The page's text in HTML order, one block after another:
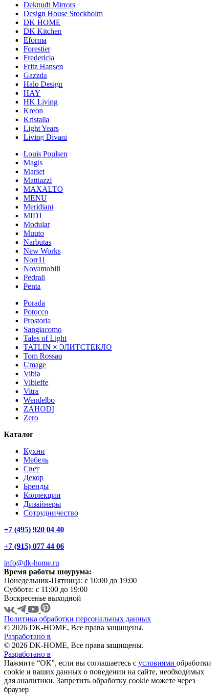
Deknudt Mirrors
Design House Stockholm
DK HOME
DK Kitchen
Eforma
Forestier
Fredericia
Fritz Hansen
Gazzda
Halo Design
HAY
HK Living
Kreon
Kristalia
Light Years
Living Divani
Louis Poulsen
Magis
Marset
Mattiazzi
MAXALTO
MENU
Meridiani
MIDJ
Modular
Muuto
Narbutas
New Works
Norr11
Novamobili
Pedrali
Penta
Porada
Potocco
Prostoria
Sangiacomo
Tales of Light
TATLIN × ЭЛИТСТЕКЛО
Tom Rossau
Umage
Vibia
Vibieffe
Vitra
Wendelbo
ZAHODI
Zero
Каталог
Кухни
Мебель
Свет
Декор
Бренды
Коллекции
Дизайнеры
Сотрудничество
+7 (495) 920 04 40
+7 (915) 077 44 06
info@dk-home.ru
Время работы шоурума:
Понедельник-Пятница: c 10:00 до 19:00
Суббота: c 11:00 до 19:00
Воскресенье выходной
Политика обработки персональных данных
© 2026 DK-HOME, Все права защищены.
Разработано в
© 2026 DK-HOME, Все права защищены.
Разработано в
Нажмите “ОК”, если вы соглашаетесь с условиями обработки
cookie и ваших данных о поведении на сайте, необходимых
для аналитики. Запретить обработку cookie можете через
браузер